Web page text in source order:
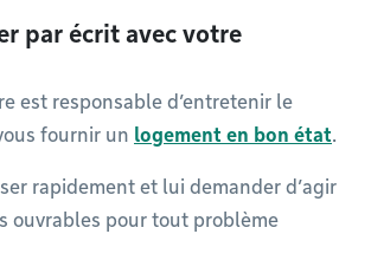
par écrit avec votre
est responsable d’entretenir le
fournir un logement en bon état.
rapidement et lui demander d’agir
ouvrables pour tout problème